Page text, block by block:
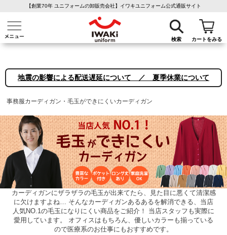
【創業70年 ユニフォームの卸販売会社】イワキユニフォーム公式通販サイト
検索 カートをみる
介護ユニフォーム 作業着・作業服 ファン付き作業着 医療白衣
地震の影響による配送遅延について ／ 夏季休業について
事務服カーディガン・毛玉ができにくいカーディガン
カーディガンにザラザラの毛玉が出来てたら、見た目に悪くて清潔感
に欠けますよね… そんなカーディガンあるあるを解消できる、当店
人気NO.1の毛玉になりにくい商品をご紹介！ 当店スタッフも実際に
愛用しています。 オフィスはもちろん、優しいカラーも揃っている
ので医療系のお仕事にもおすすめです。